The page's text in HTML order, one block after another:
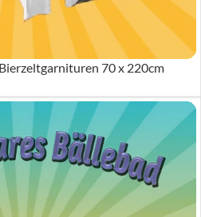
70 x 220cm